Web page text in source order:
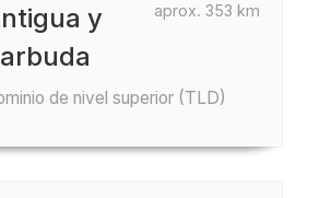
aprox. 353 km
y
de nivel superior (TLD)